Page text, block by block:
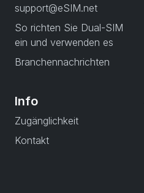
support@eSIM.net
So richten Sie Dual-SIM
ein und verwenden es
Branchennachrichten
Info
Zugänglichkeit
Kontakt